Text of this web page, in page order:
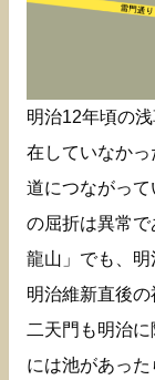
明治12年頃の
在していなか
道につながっ
の屈折は異常
龍山」でも、明
明治維新直後の
二天門も明治
には池があっ